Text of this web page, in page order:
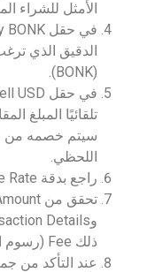
الأمثل للشراء
الدقيق الذي
(BONK).
سيتم خصمه من
اللحظي.
راجع بدقة Exchange Rate (سعر الصرف الحالي).
ذلك Fee (رسوم المعاملة).
عند التأكد من